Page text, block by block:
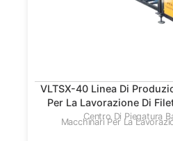
VLTSX-40 Linea Di
Per La Lavorazione Di
Centro Di Piegatura
Macchinari Per La